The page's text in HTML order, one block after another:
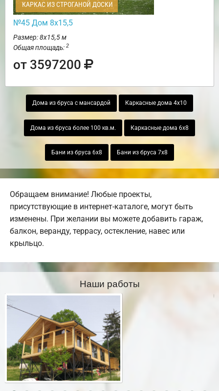
КАРКАС ИЗ СТРОГАНОЙ ДОСКИ
№45 Дом 8х15,5
Размер: 8х15,5 м
Общая площадь: 2
от 3597200
Дома из бруса с мансардой Каркасные дома 4х10
Дома из бруса более 100 кв.м. Каркасные дома 6х8
Бани из бруса 6х8 Бани из бруса 7х8
Обращаем внимание! Любые проекты,
присутствующие в интернет-каталоге, могут быть
изменены. При желании вы можете добавить гараж,
балкон, веранду, террасу, остекление, навес или
крыльцо.
Наши работы